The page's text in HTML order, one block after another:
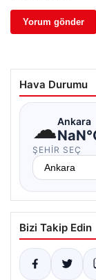
Hava Durumu
☁Ankara
ŞEHIR SEÇ
Bizi Takip Edin